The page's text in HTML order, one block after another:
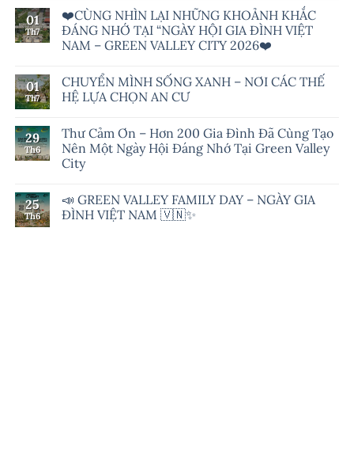
01
Th7
❤️CÙNG NHÌN LẠI NHỮNG KHOẢNH KHẮC
ĐÁNG NHỚ TẠI “NGÀY HỘI GIA ĐÌNH VIỆT
NAM – GREEN VALLEY CITY 2026❤️
01
Th7
CHUYỂN MÌNH SỐNG XANH – NƠI CÁC THẾ
HỆ LỰA CHỌN AN CƯ
29
Th6
Thư Cảm Ơn – Hơn 200 Gia Đình Đã Cùng Tạo
Nên Một Ngày Hội Đáng Nhớ Tại Green Valley
City
25
Th6
📣 GREEN VALLEY FAMILY DAY – NGÀY GIA
ĐÌNH VIỆT NAM 🇻🇳✨